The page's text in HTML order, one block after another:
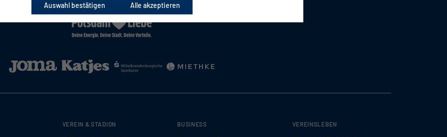
Auswahl bestätigen Alle akzeptieren
VEREIN & STADION BUSINESS VEREINSLEBEN